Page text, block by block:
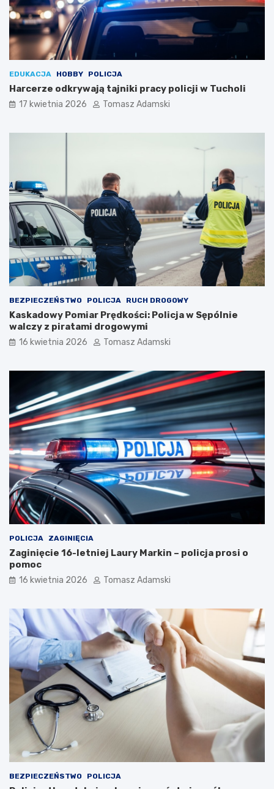
EDUKACJA HOBBY POLICJA
Harcerze odkrywają tajniki pracy policji w Tucholi
17 kwietnia 2026 Tomasz Adamski
BEZPIECZEŃSTWO POLICJA RUCH DROGOWY
Kaskadowy Pomiar Prędkości: Policja w Sępólnie
walczy z piratami drogowymi
16 kwietnia 2026 Tomasz Adamski
POLICJA ZAGINIĘCIA
Zaginięcie 16-letniej Laury Markin – policja prosi o
pomoc
16 kwietnia 2026 Tomasz Adamski
BEZPIECZEŃSTWO POLICJA